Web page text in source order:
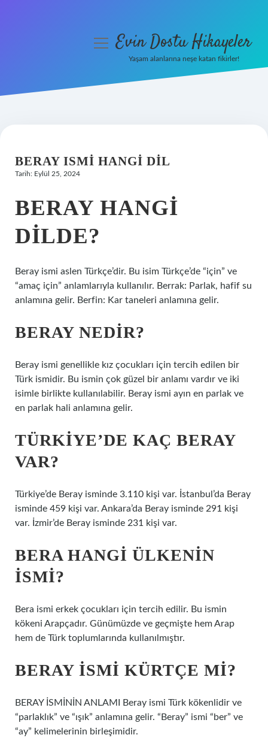
Hakkımızda
menüyüEvin Dostu Hikayeler
Yaşam alanlarına neşe katan fikirler!
BERAY ISMI HANGI DIL
Tarih: Eylül 25, 2024
BERAY HANGI
DILDE?
Beray ismi aslen Türkçe’dir. Bu isim Türkçe’de “için” ve
“amaç için” anlamlarıyla kullanılır. Berrak: Parlak, hafif su
anlamına gelir. Berfin: Kar taneleri anlamına gelir.
BERAY NEDIR?
Beray ismi genellikle kız çocukları için tercih edilen bir
Türk ismidir. Bu ismin çok güzel bir anlamı vardır ve iki
isimle birlikte kullanılabilir. Beray ismi ayın en parlak ve
en parlak hali anlamına gelir.
TÜRKIYE’DE KAÇ BERAY
VAR?
Türkiye’de Beray isminde 3.110 kişi var. İstanbul’da Beray
isminde 459 kişi var. Ankara’da Beray isminde 291 kişi
var. İzmir’de Beray isminde 231 kişi var.
BERA HANGI ÜLKENIN
ISMI?
Bera ismi erkek çocukları için tercih edilir. Bu ismin
kökeni Arapçadır. Günümüzde ve geçmişte hem Arap
hem de Türk toplumlarında kullanılmıştır.
BERAY ISMI KÜRTÇE MI?
BERAY İSMİNİN ANLAMI Beray ismi Türk kökenlidir ve
“parlaklık” ve “ışık” anlamına gelir. “Beray” ismi “ber” ve
“ay” kelimelerinin birleşimidir.